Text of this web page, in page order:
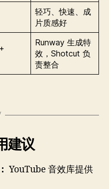
轻巧、快速、成
片质感好
Runway 生成特
效，Shotcut 负
责整合
建议
YouTube 音效库提供